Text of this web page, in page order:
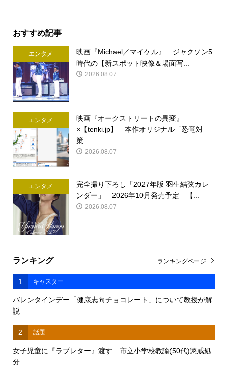
おすすめ記事
エンタメ
映画『Michael／マイケル』 ジャクソン5
時代の【新スポット映像＆場面写...
2026.08.07
エンタメ
映画『オークストリートの異変』
×【tenki.jp】 本作オリジナル「恐竜対
策...
2026.08.07
エンタメ
完全撮り下ろし「2027年版 羽生結弦カレ
ンダー」 2026年10月発売予定 【...
2026.08.07
ランキング
1 キャスター
バレンタインデー「健康志向チョコレート」について教授が解
説
2 話題
女子児童に『ラブレター』渡す 市立小学校教諭(50代)懲戒処
分 ...
ランキングページ